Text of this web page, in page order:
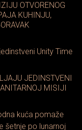
OTVORENOG
KUHINJU,
JEDINSTVENI
MISIJI